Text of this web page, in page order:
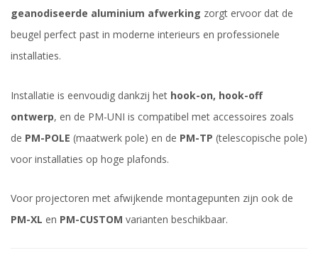
geanodiseerde aluminium afwerking zorgt ervoor dat de
beugel perfect past in moderne interieurs en professionele
installaties.
Installatie is eenvoudig dankzij het hook-on, hook-off
ontwerp, en de PM-UNI is compatibel met accessoires zoals
de PM-POLE (maatwerk pole) en de PM-TP (telescopische pole)
voor installaties op hoge plafonds.
Voor projectoren met afwijkende montagepunten zijn ook de
PM-XL en PM-CUSTOM varianten beschikbaar.